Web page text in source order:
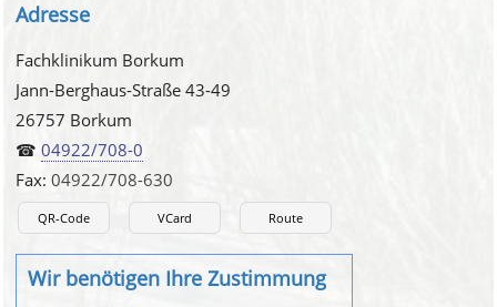
Adresse
Fachklinikum Borkum
Jann-Berghaus-Straße 43-49
26757 Borkum
☎04922/708-0
Fax:04922/708-630
QR-Code VCard Route
Wir benötigen Ihre Zustimmung